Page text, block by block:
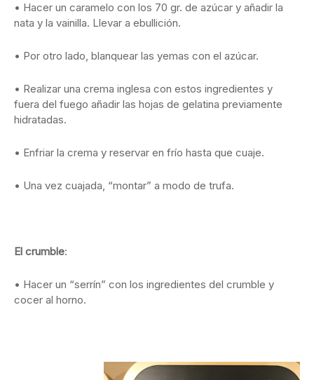
• Hacer un caramelo con los 70 gr. de azúcar y añadir la
nata y la vainilla. Llevar a ebullición.
• Por otro lado, blanquear las yemas con el azúcar.
• Realizar una crema inglesa con estos ingredientes y
fuera del fuego añadir las hojas de gelatina previamente
hidratadas.
• Enfriar la crema y reservar en frío hasta que cuaje.
• Una vez cuajada, “montar” a modo de trufa.
El crumble:
• Hacer un “serrín” con los ingredientes del crumble y
cocer al horno.